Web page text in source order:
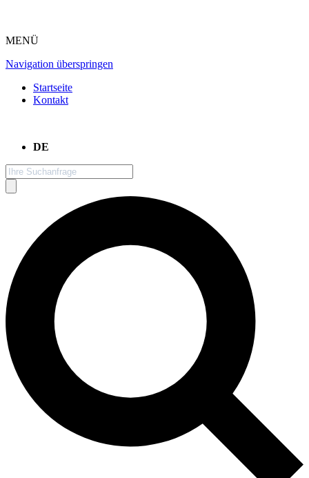
MENÜ
Navigation überspringen
Startseite
Kontakt
DE